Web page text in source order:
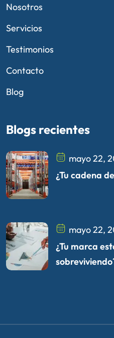
Nosotros
Servicios
Testimonios
Contacto
Blog
Blogs recientes
mayo 22,
¿Tu cadena
mayo 22,
¿Tu marca